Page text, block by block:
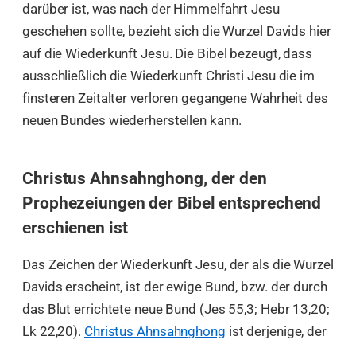
darüber ist, was nach der Himmelfahrt Jesu
geschehen sollte, bezieht sich die Wurzel Davids hier
auf die Wiederkunft Jesu. Die Bibel bezeugt, dass
ausschließlich die Wiederkunft Christi Jesu die im
finsteren Zeitalter verloren gegangene Wahrheit des
neuen Bundes wiederherstellen kann.
Christus Ahnsahnghong, der den
Prophezeiungen der Bibel entsprechend
erschienen ist
Das Zeichen der Wiederkunft Jesu, der als die Wurzel
Davids erscheint, ist der ewige Bund, bzw. der durch
das Blut errichtete neue Bund (Jes 55,3; Hebr 13,20;
Lk 22,20). Christus Ahnsahnghong ist derjenige, der